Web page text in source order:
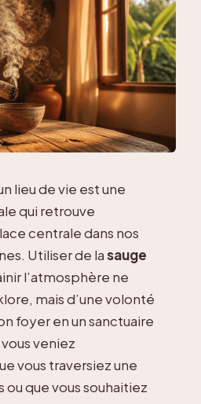
lieu de vie est une
qui retrouve
centrale dans nos
Utiliser de lasauge
l’atmosphère ne
mais d’une volonté
foyer en un sanctuaire
veniez
vous traversiez une
que vous souhaitiez